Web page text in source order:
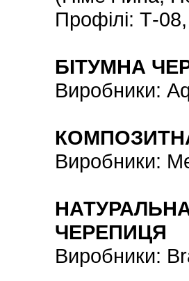
Профілі: Т-
БІТУМНА
Виробники:
Виробники:
ЧЕРЕПИЦЯ
Виробники: